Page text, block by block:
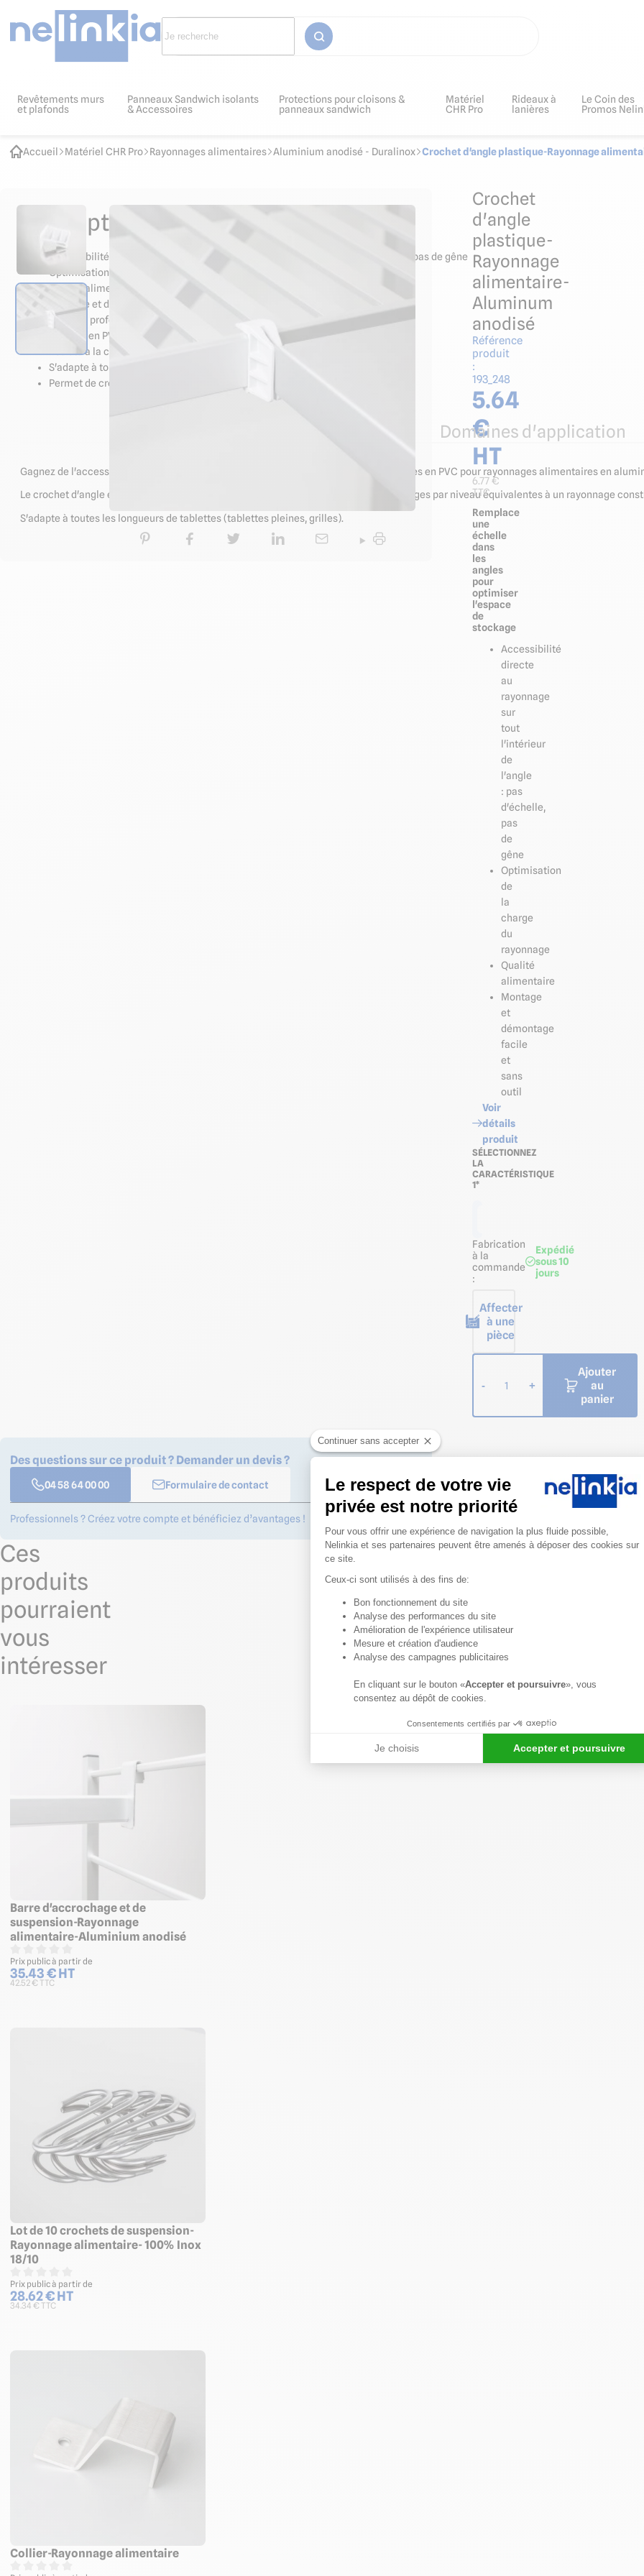
Revêtements murs
et plafonds
Panneaux Sandwich isolants
& Accessoires
Protections pour cloisons &
panneaux sandwich
Matériel
CHR Pro
Rideaux à
lanières
Le Coin des
Promos
Accueil Matériel CHR Pro Rayonnages alimentaires Aluminium anodisé - Duralinox Crochet d'angle plastique-Rayonnage
Crochet
d'angle
plastique-
Rayonnage
alimentaire-
Aluminum
anodisé
Référence
produit
:
193_248
5.64
€
HT
6.77€
TTC
Remplace
une
échelle
dans
les
angles
pour
optimiser
l'espace
de
stockage
Accessibilité
directe
au
rayonnage
sur
tout
l'intérieur
de
l'angle
: pas
d'échelle,
pas
de
gêne
Optimisation
de
la
charge
du
rayonnage
Qualité
alimentaire
Montage
et
démontage
facile
et
sans
outil
Voir
détails
produit
SÉLECTIONNEZ
LA
CARACTÉRISTIQUE
1*
Fabrication
à la
commande
:
Expédié
sous 10
jours
Affecter
à une
pièce
- 1 +
Ajouter
au
panier
Des questions sur ce produit ? Demander un devis ?
04 58 64 00 00 Formulaire de contact
Professionnels ? Créez votre compte et bénéficiez d’avantages !
Descriptif et normes produit
Accessibilité directe au rayonnage sur tout l'intérieur de l'angle : pas d'échelle, pas de gêne
Optimisation de la charge du rayonnage
Qualité alimentaire
Montage et démontage facile et sans outil
Matériel professionnel cuisine, Horeca
Crochet en PVC de qualité alimentaire
Résiste à la corrosion
S'adapte à toutes les types et dimensions de tablettes duralinox
Permet de créer à volonté des étagères en L dans les angles
Domaines d'application
Gagnez de l'accessibilité et de l'espace de rangement en utilisant les crochets d'angles en PVC pour rayonnages alimentaires en
Le crochet d'angle en PVC mesure 51 mm de hauteur et permet de supporter des charges par niveau équivalentes à un rayonnage
S'adapte à toutes les longueurs de tablettes (tablettes pleines, grilles).
Ces
produits
pourraient
vous
intéresser
Barre d'accrochage et de
suspension-Rayonnage
alimentaire-Aluminium anodisé
Prix public à partir de
35.43 € HT
42.52 € TTC
Lot de 10 crochets de suspension-
Rayonnage alimentaire- 100% Inox
18/10
Prix public à partir de
28.62 € HT
34.34 € TTC
Collier-Rayonnage alimentaire
Continuer sans accepter
Le respect de votre vie
privée est notre priorité
Plateforme de Gestion du
Pour vous offrir une expérience de navigation la plus fluide possible,
Nelinkia et ses partenaires peuvent être amenés à déposer des cookies sur
ce site.
Ceux-ci sont utilisés à des fins de:
Bon fonctionnement du site
Analyse des performances du site
Amélioration de l'expérience utilisateur
Mesure et création d'audience
Analyse des campagnes publicitaires
En cliquant sur le bouton «Accepter et poursuivre», vous
consentez au dépôt de cookies.
Consentements certifiés par
Je choisis Accepter et poursuivre
Axeptio consent